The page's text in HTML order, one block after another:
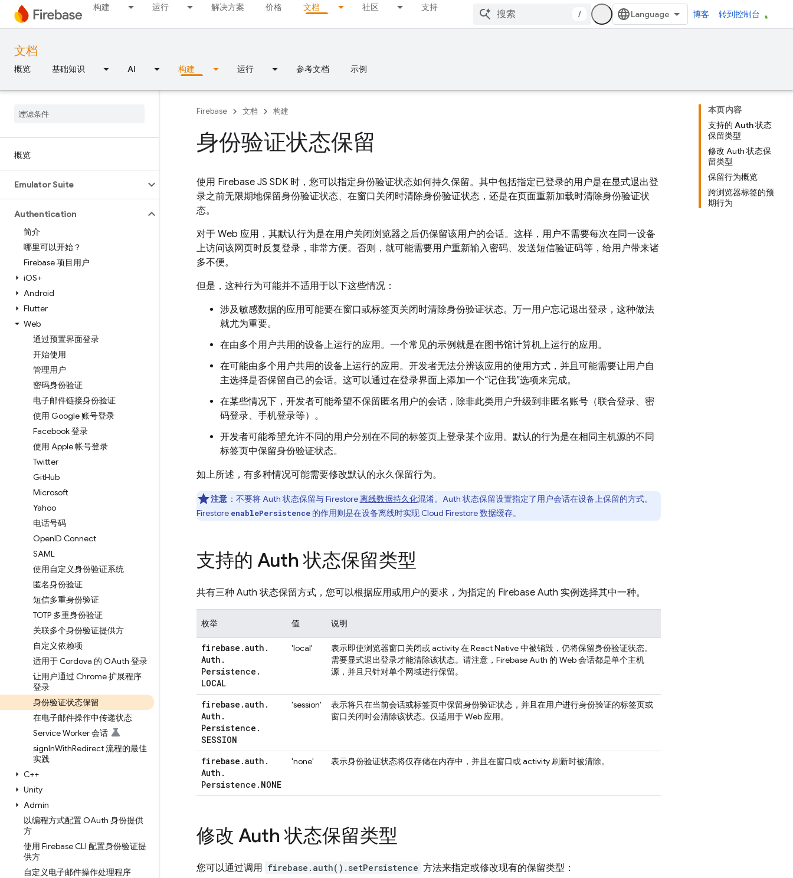
构建 运行 解决方案 价格 文档 社区 支持
/ 博客 转到控制台
文档
概览 基础知识 AI 构建 运行 参考文档 示例
概览
Emulator Suite
Authentication
简介
哪里可以开始？
Firebase 项目用户
iOS+
Android
Flutter
Web
通过预置界面登录
开始使用
管理用户
密码身份验证
电子邮件链接身份验证
使用 Google 账号登录
Facebook 登录
使用 Apple 帐号登录
Twitter
GitHub
Microsoft
Yahoo
电话号码
OpenID Connect
SAML
使用自定义身份验证系统
匿名身份验证
短信多重身份验证
TOTP 多重身份验证
关联多个身份验证提供方
自定义依赖项
适用于 Cordova 的 OAuth 登录
让用户通过 Chrome 扩展程序
登录
身份验证状态保留
在电子邮件操作中传递状态
Service Worker 会话
signInWithRedirect 流程的最佳
实践
C++
Unity
Admin
以编程方式配置 OAuth 身份提供
方
使用 Firebase CLI 配置身份验证提
供方
自定义电子邮件操作处理程序
本页内容
支持的 Auth 状态
保留类型
修改 Auth 状态保
留类型
保留行为概览
跨浏览器标签的预
期行为
Firebase 文档 构建
身份验证状态保留
使用 Firebase JS SDK 时，您可以指定身份验证状态如何持久保留。其中包括指定已登录的用户是在显式退出登
录之前无限期地保留身份验证状态、在窗口关闭时清除身份验证状态，还是在页面重新加载时清除身份验证状
态。
对于 Web 应用，其默认行为是在用户关闭浏览器之后仍保留该用户的会话。这样，用户不需要每次在同一设备
上访问该网页时反复登录，非常方便。否则，就可能需要用户重新输入密码、发送短信验证码等，给用户带来诸
多不便。
但是，这种行为可能并不适用于以下这些情况：
涉及敏感数据的应用可能要在窗口或标签页关闭时清除身份验证状态。万一用户忘记退出登录，这种做法
就尤为重要。
在由多个用户共用的设备上运行的应用。一个常见的示例就是在图书馆计算机上运行的应用。
在可能由多个用户共用的设备上运行的应用。开发者无法分辨该应用的使用方式，并且可能需要让用户自
主选择是否保留自己的会话。这可以通过在登录界面上添加一个“记住我”选项来完成。
在某些情况下，开发者可能希望不保留匿名用户的会话，除非此类用户升级到非匿名账号（联合登录、密
码登录、手机登录等）。
开发者可能希望允许不同的用户分别在不同的标签页上登录某个应用。默认的行为是在相同主机源的不同
标签页中保留身份验证状态。
如上所述，有多种情况可能需要修改默认的永久保留行为。
注意 ：不要将 Auth 状态保留与 Firestore离线数据持久化混淆。Auth 状态保留设置指定了用户会话在设备上保留的方式。
Firestore enablePersistence 的作用则是在设备离线时实现 Cloud Firestore 数据缓存。
支持的 Auth 状态保留类型
共有三种 Auth 状态保留方式，您可以根据应用或用户的要求，为指定的 Firebase Auth 实例选择其中一种。
枚举 值 说明
firebase .auth .
Auth .
Persistence .
LOCAL
'local'
表示即使浏览器窗口关闭或 activity 在 React Native 中被销毁，仍将保留身份验证状态。
需要显式退出登录才能清除该状态。请注意，Firebase Auth 的 Web 会话都是单个主机
源，并且只针对单个网域进行保留。
firebase .auth .
Auth .
Persistence .
SESSION
'session'
表示将只在当前会话或标签页中保留身份验证状态，并且在用户进行身份验证的标签页或
窗口关闭时会清除该状态。仅适用于 Web 应用。
firebase .auth .
Auth .
Persistence . NONE
'none' 表示身份验证状态将仅存储在内存中，并且在窗口或 activity 刷新时被清除。
修改 Auth 状态保留类型
您可以通过调用 firebase.auth().setPersistence 方法来指定或修改现有的保留类型：